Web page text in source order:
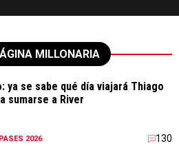
MILLONARIA
ya se sabe qué día viajará Thiago
sumarse a River
2026 130